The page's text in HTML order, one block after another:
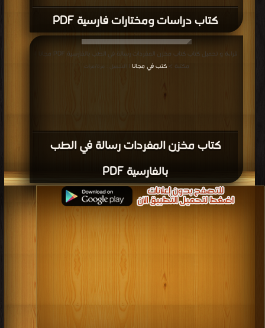
كتاب دراسات ومختارات فارسية PDF
كتاب مخزن المفردات رسالة في الطب
بالفارسية PDF
قراءة و تحميل كتاب كتاب مخزن المفردات رسالة في الطب بالفارسية PDF مجانا |
مكتبة >كتب في مجانا | التحميل : مرة/مرات